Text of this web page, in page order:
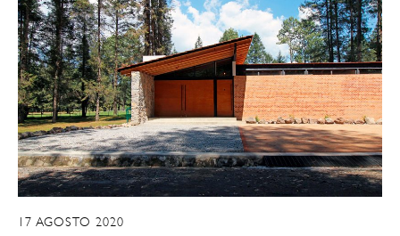
17 AGOSTO 2020